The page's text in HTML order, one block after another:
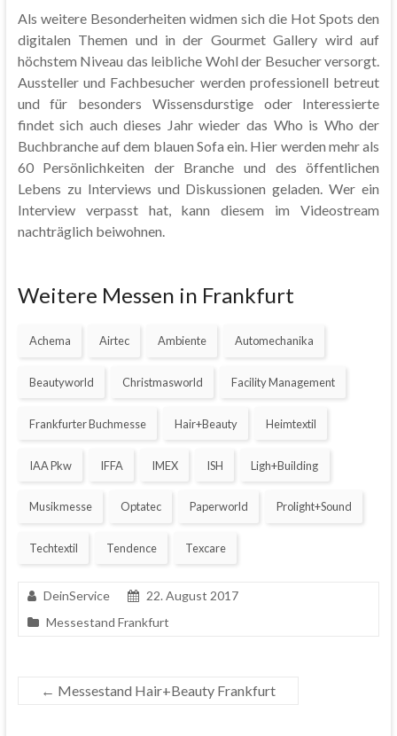
Als weitere Besonderheiten widmen sich die Hot Spots den
digitalen Themen und in der Gourmet Gallery wird auf
höchstem Niveau das leibliche Wohl der Besucher versorgt.
Aussteller und Fachbesucher werden professionell betreut
und für besonders Wissensdurstige oder Interessierte
findet sich auch dieses Jahr wieder das Who is Who der
Buchbranche auf dem blauen Sofa ein. Hier werden mehr als
60 Persönlichkeiten der Branche und des öffentlichen
Lebens zu Interviews und Diskussionen geladen. Wer ein
Interview verpasst hat, kann diesem im Videostream
nachträglich beiwohnen.
Weitere Messen in Frankfurt
Achema Airtec Ambiente Automechanika
Beautyworld Christmasworld Facility Management
Frankfurter Buchmesse Hair+Beauty Heimtextil
IAA Pkw IFFA IMEX ISH Ligh+Building
Musikmesse Optatec Paperworld Prolight+Sound
Techtextil Tendence Texcare
DeinService
22. August 2017
Messestand Frankfurt
← Messestand Hair+Beauty Frankfurt